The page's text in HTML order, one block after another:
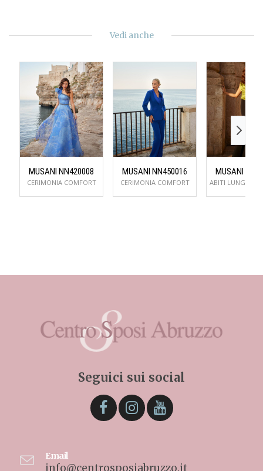
Vedi anche
MUSANI NN420008
CERIMONIA COMFORT
MUSANI NN450016
CERIMONIA COMFORT
MUSANI
Seguici sui social
Email
info@centrosposiabruzzo.it